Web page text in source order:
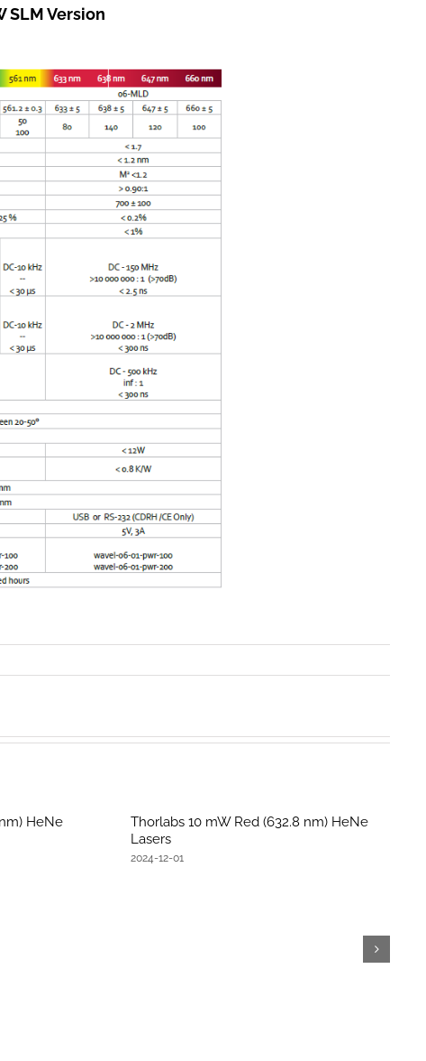
SLM Version
HeNe
Thorlabs 10 mW Red (632.8 nm) HeNe
Lasers
2024-12-01